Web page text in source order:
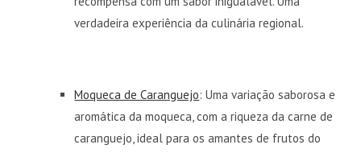
verdadeira experiência da culinária regional.
Moqueca de Caranguejo: Uma variação saborosa e
aromática da moqueca, com a riqueza da carne de
caranguejo, ideal para os amantes de frutos do